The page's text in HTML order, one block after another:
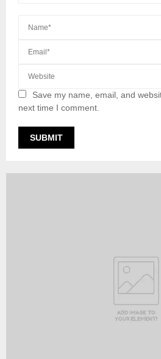
Save my name, email, and
next time I comment.